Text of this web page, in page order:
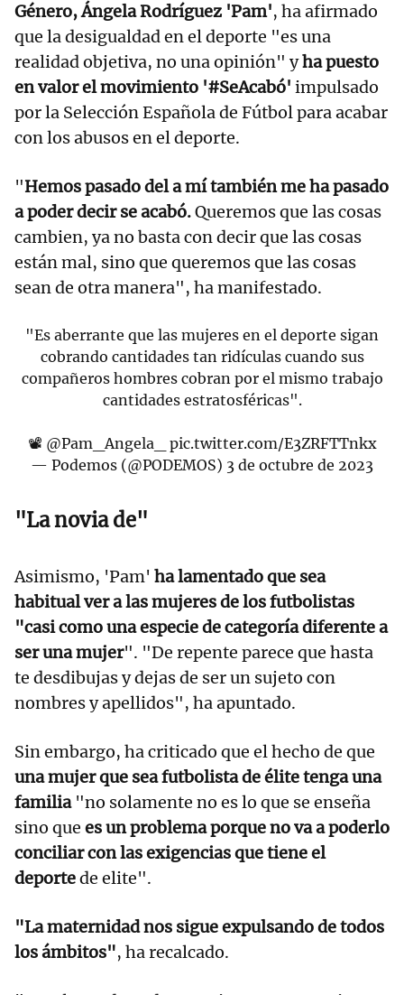
Género, Ángela Rodríguez 'Pam', ha afirmado
que la desigualdad en el deporte "es una
realidad objetiva, no una opinión" yha puesto
en valor el movimiento '#SeAcabó' impulsado
por la Selección Española de Fútbol para acabar
con los abusos en el deporte.
"Hemos pasado del a mí también me ha pasado
a poder decir se acabó.Queremos que las cosas
cambien, ya no basta con decir que las cosas
están mal, sino que queremos que las cosas
sean de otra manera", ha manifestado.
"Es aberrante que las mujeres en el deporte sigan
cobrando cantidades tan ridículas cuando sus
compañeros hombres cobran por el mismo trabajo
cantidades estratosféricas".
📽 @Pam_Angela_
pic.twitter.com/E3ZRFTTnkx
— Podemos (@PODEMOS) 3 de octubre de 2023
"La novia de"
Asimismo, 'Pam' ha lamentado que sea
habitual ver a las mujeres de los futbolistas
"casi como una especie de categoría diferente a
ser una mujer". "De repente parece que hasta
te desdibujas y dejas de ser un sujeto con
nombres y apellidos", ha apuntado.
Sin embargo, ha criticado que el hecho de que
una mujer que sea futbolista de élite tenga una
familia "no solamente no es lo que se enseña
sino que es un problema porque no va a poderlo
conciliar con las exigencias que tiene el
deportede elite".
"La maternidad nos sigue expulsando de todos
los ámbitos", ha recalcado.